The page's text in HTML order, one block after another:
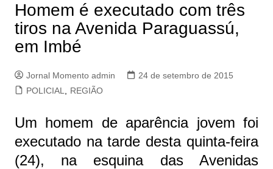
Homem é executado com três
tiros na Avenida Paraguassú,
em Imbé
Jornal Momento admin
24 de setembro de 2015
POLICIAL
REGIÃO
Um homem de aparência jovem foi
executado na tarde desta quinta-feira
(24), na esquina das Avenidas